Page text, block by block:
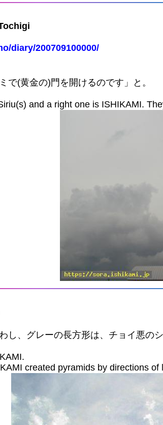
diary/200709100000/
で(黄金の)門を開けるのです」と。
and a right one is ISHIKAMI.
し、グレーの長方形は、チョイ悪の
created pyramids by directions of